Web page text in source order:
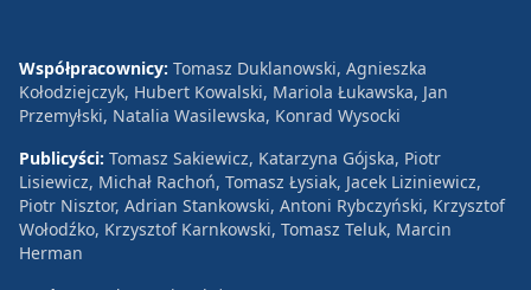
Współpracownicy: Tomasz Duklanowski, Agnieszka
Kołodziejczyk, Hubert Kowalski, Mariola Łukawska, Jan
Przemyłski, Natalia Wasilewska, Konrad Wysocki
Publicyści: Tomasz Sakiewicz, Katarzyna Gójska, Piotr
Lisiewicz, Michał Rachoń, Tomasz Łysiak, Jacek Liziniewicz,
Piotr Nisztor, Adrian Stankowski, Antoni Rybczyński, Krzysztof
Wołodźko, Krzysztof Karnkowski, Tomasz Teluk, Marcin
Herman